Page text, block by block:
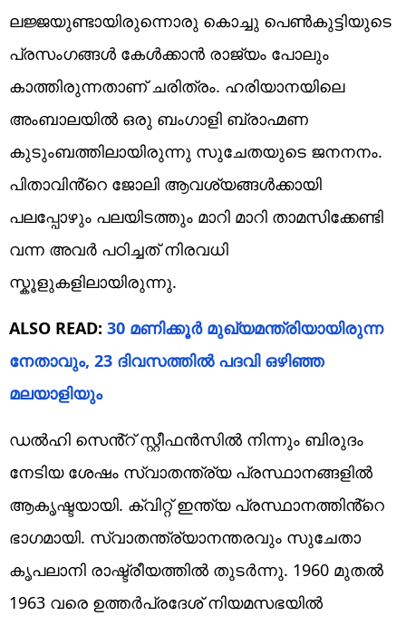
ലജ്ജയുണ്ടായിരുന്നൊരു കൊച്ചു പെൺകുട്ടിയുടെ
പ്രസംഗങ്ങൾ കേൾക്കാൻ രാജ്യം പോലും
കാത്തിരുന്നതാണ് ചരിത്രം. ഹരിയാനയിലെ
അംബാലയിൽ ഒരു ബംഗാളി ബ്രാഹ്മണ
കുടുംബത്തിലായിരുന്നു സുചേതയുടെ ജനനനം.
പിതാവിൻ്റെ ജോലി ആവശ്യങ്ങൾക്കായി
പലപ്പോഴും പലയിടത്തും മാറി മാറി താമസിക്കേണ്ടി
വന്ന അവർ പഠിച്ചത് നിരവധി
സ്കൂളുകളിലായിരുന്നു.
ALSO READ: 30 മണിക്കൂർ മുഖ്യമന്ത്രിയായിരുന്ന
നേതാവും, 23 ദിവസത്തിൽ പദവി ഒഴിഞ്ഞ
മലയാളിയും
ഡൽഹി സെൻ്റ് സ്റ്റീഫൻസിൽ നിന്നും ബിരുദം
നേടിയ ശേഷം സ്വാതന്ത്ര്യ പ്രസ്ഥാനങ്ങളിൽ
ആകൃഷ്ടയായി. ക്വിറ്റ് ഇന്ത്യ പ്രസ്ഥാനത്തിൻ്റെ
ഭാഗമായി. സ്വാതന്ത്ര്യാനന്തരവും സുചേതാ
കൃപലാനി രാഷ്ട്രീയത്തിൽ തുടർന്നു. 1960 മുതൽ
1963 വരെ ഉത്തർപ്രദേശ് നിയമസഭയിൽ